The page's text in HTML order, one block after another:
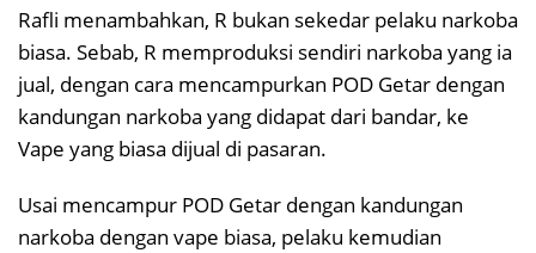
Rafli menambahkan, R bukan sekedar pelaku narkoba
biasa. Sebab, R memproduksi sendiri narkoba yang ia
jual, dengan cara mencampurkan POD Getar dengan
kandungan narkoba yang didapat dari bandar, ke
Vape yang biasa dijual di pasaran.
Usai mencampur POD Getar dengan kandungan
narkoba dengan vape biasa, pelaku kemudian